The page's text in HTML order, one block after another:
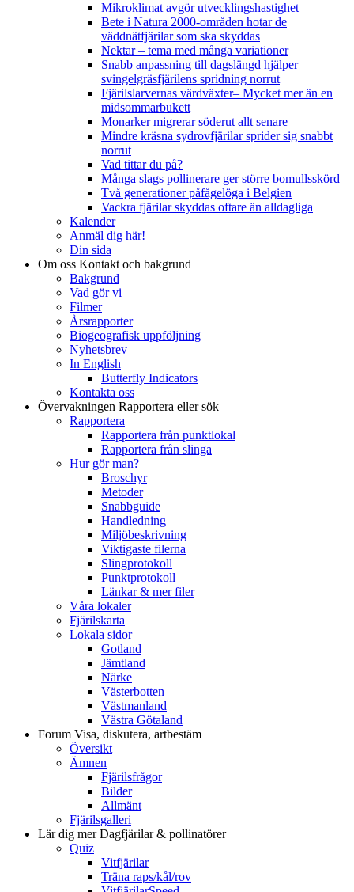
Mikroklimat avgör utvecklingshastighet
Bete i Natura 2000-områden hotar de
väddnätfjärilar som ska skyddas
Nektar – tema med många variationer
Snabb anpassning till dagslängd hjälper
svingelgräsfjärilens spridning norrut
Fjärilslarvernas värdväxter– Mycket mer än en
midsommarbukett
Monarker migrerar söderut allt senare
Mindre kräsna sydrovfjärilar sprider sig snabbt
norrut
Vad tittar du på?
Många slags pollinerare ger större bomullsskörd
Två generationer påfågelöga i Belgien
Vackra fjärilar skyddas oftare än alldagliga
Kalender
Anmäl dig här!
Din sida
Om oss Kontakt och bakgrund
Bakgrund
Vad gör vi
Filmer
Årsrapporter
Biogeografisk uppföljning
Nyhetsbrev
In English
Butterfly Indicators
Kontakta oss
Övervakningen Rapportera eller sök
Rapportera
Rapportera från punktlokal
Rapportera från slinga
Hur gör man?
Broschyr
Metoder
Snabbguide
Handledning
Miljöbeskrivning
Viktigaste filerna
Slingprotokoll
Punktprotokoll
Länkar & mer filer
Våra lokaler
Fjärilskarta
Lokala sidor
Gotland
Jämtland
Närke
Västerbotten
Västmanland
Västra Götaland
Forum Visa, diskutera, artbestäm
Översikt
Ämnen
Fjärilsfrågor
Bilder
Allmänt
Fjärilsgalleri
Lär dig merDagfjärilar & pollinatörer
Quiz
Vitfjärilar
Träna raps/kål/rov